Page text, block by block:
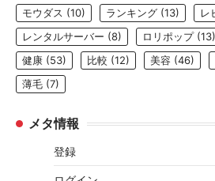
モウダス (10) ランキング (13) レ
レンタルサーバー (8) ロリポップ(13)
健康 (53) 比較 (12) 美容 (46)
薄毛 (7)
メタ情報
登録